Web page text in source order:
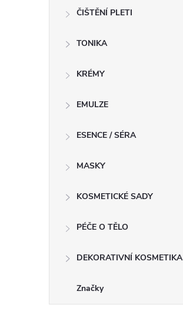
ČIŠTĚNÍ PLETI
TONIKA
KRÉMY
EMULZE
ESENCE / SÉRA
MASKY
KOSMETICKÉ SADY
PÉČE O TĚLO
DEKORATIVNÍ KOSMETIKA
Značky